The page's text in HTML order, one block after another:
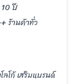
ปี
ร้านค้าทั่ว
โก้ เสริมแบรนด์